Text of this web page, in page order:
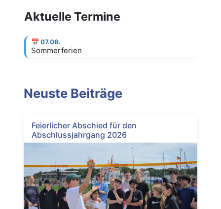
Aktuelle Termine
📅 07.08.
Sommerferien
Neuste Beiträge
Feierlicher Abschied für den
Abschlussjahrgang 2026